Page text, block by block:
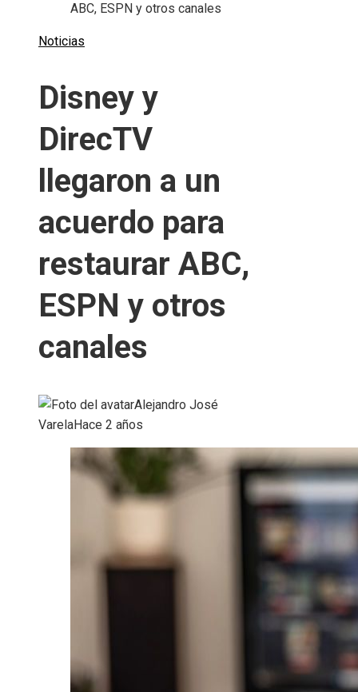
ABC, ESPN y otros canales
Noticias
Disney y
DirecTV
llegaron a un
acuerdo para
restaurar ABC,
ESPN y otros
canales
Alejandro José
VarelaHace 2 años